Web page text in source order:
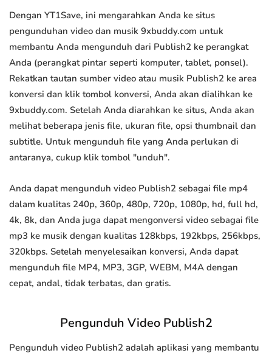
Dengan YT1Save, ini mengarahkan Anda ke situs
pengunduhan video dan musik 9xbuddy.com untuk
membantu Anda mengunduh dari Publish2 ke perangkat
Anda (perangkat pintar seperti komputer, tablet, ponsel).
Rekatkan tautan sumber video atau musik Publish2 ke area
konversi dan klik tombol konversi, Anda akan dialihkan ke
9xbuddy.com. Setelah Anda diarahkan ke situs, Anda akan
melihat beberapa jenis file, ukuran file, opsi thumbnail dan
subtitle. Untuk mengunduh file yang Anda perlukan di
antaranya, cukup klik tombol "unduh".
Anda dapat mengunduh video Publish2 sebagai file mp4
dalam kualitas 240p, 360p, 480p, 720p, 1080p, hd, full hd,
4k, 8k, dan Anda juga dapat mengonversi video sebagai file
mp3 ke musik dengan kualitas 128kbps, 192kbps, 256kbps,
320kbps. Setelah menyelesaikan konversi, Anda dapat
mengunduh file MP4, MP3, 3GP, WEBM, M4A dengan
cepat, andal, tidak terbatas, dan gratis.
Pengunduh Video Publish2
Pengunduh video Publish2 adalah aplikasi yang membantu